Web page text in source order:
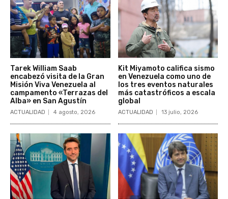
Tarek William Saab
encabezó visita de la Gran
Misión Viva Venezuela al
campamento «Terrazas del
Alba» en San Agustín
ACTUALIDAD 4 agosto, 2026
Kit Miyamoto califica sismo
en Venezuela como uno de
los tres eventos naturales
más catastróficos a escala
global
ACTUALIDAD 13 julio, 2026